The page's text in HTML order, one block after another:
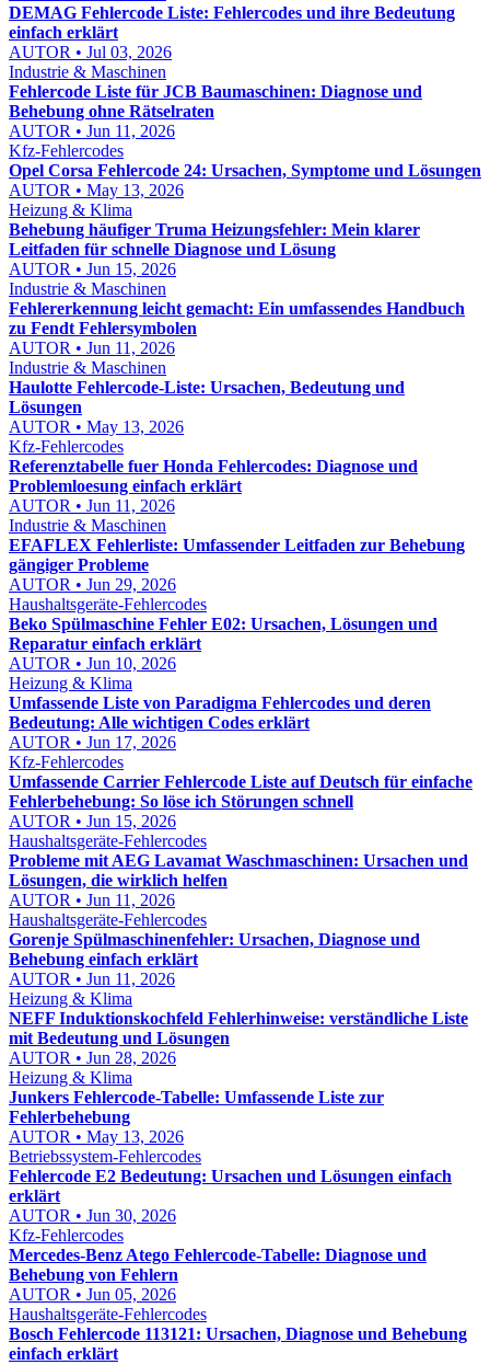
DEMAG Fehlercode Liste: Fehlercodes und ihre Bedeutung
einfach erklärt
AUTOR • Jul 03, 2026
Industrie & Maschinen
Fehlercode Liste für JCB Baumaschinen: Diagnose und
Behebung ohne Rätselraten
AUTOR • Jun 11, 2026
Kfz-Fehlercodes
Opel Corsa Fehlercode 24: Ursachen, Symptome und Lösungen
AUTOR • May 13, 2026
Heizung & Klima
Behebung häufiger Truma Heizungsfehler: Mein klarer
Leitfaden für schnelle Diagnose und Lösung
AUTOR • Jun 15, 2026
Industrie & Maschinen
Fehlererkennung leicht gemacht: Ein umfassendes Handbuch
zu Fendt Fehlersymbolen
AUTOR • Jun 11, 2026
Industrie & Maschinen
Haulotte Fehlercode-Liste: Ursachen, Bedeutung und
Lösungen
AUTOR • May 13, 2026
Kfz-Fehlercodes
Referenztabelle fuer Honda Fehlercodes: Diagnose und
Problemloesung einfach erklärt
AUTOR • Jun 11, 2026
Industrie & Maschinen
EFAFLEX Fehlerliste: Umfassender Leitfaden zur Behebung
gängiger Probleme
AUTOR • Jun 29, 2026
Haushaltsgeräte-Fehlercodes
Beko Spülmaschine Fehler E02: Ursachen, Lösungen und
Reparatur einfach erklärt
AUTOR • Jun 10, 2026
Heizung & Klima
Umfassende Liste von Paradigma Fehlercodes und deren
Bedeutung: Alle wichtigen Codes erklärt
AUTOR • Jun 17, 2026
Kfz-Fehlercodes
Umfassende Carrier Fehlercode Liste auf Deutsch für einfache
Fehlerbehebung: So löse ich Störungen schnell
AUTOR • Jun 15, 2026
Haushaltsgeräte-Fehlercodes
Probleme mit AEG Lavamat Waschmaschinen: Ursachen und
Lösungen, die wirklich helfen
AUTOR • Jun 11, 2026
Haushaltsgeräte-Fehlercodes
Gorenje Spülmaschinenfehler: Ursachen, Diagnose und
Behebung einfach erklärt
AUTOR • Jun 11, 2026
Heizung & Klima
NEFF Induktionskochfeld Fehlerhinweise: verständliche Liste
mit Bedeutung und Lösungen
AUTOR • Jun 28, 2026
Heizung & Klima
Junkers Fehlercode-Tabelle: Umfassende Liste zur
Fehlerbehebung
AUTOR • May 13, 2026
Betriebssystem-Fehlercodes
Fehlercode E2 Bedeutung: Ursachen und Lösungen einfach
erklärt
AUTOR • Jun 30, 2026
Kfz-Fehlercodes
Mercedes-Benz Atego Fehlercode-Tabelle: Diagnose und
Behebung von Fehlern
AUTOR • Jun 05, 2026
Haushaltsgeräte-Fehlercodes
Bosch Fehlercode 113121: Ursachen, Diagnose und Behebung
einfach erklärt